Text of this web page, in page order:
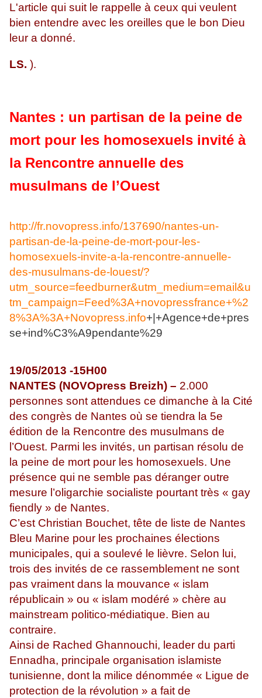
L'article qui suit le rappelle à ceux qui veulent
bien entendre avec les oreilles que le bon Dieu
leur a donné.
LS. ).
Nantes : un partisan de la peine de
mort pour les homosexuels invité à
la Rencontre annuelle des
musulmans de l’Ouest
http://fr.novopress.info/137690/nantes-un-
partisan-de-la-peine-de-mort-pour-les-
homosexuels-invite-a-la-rencontre-annuelle-
des-musulmans-de-louest/?
utm_source=feedburner&utm_medium=email&u
tm_campaign=Feed%3A+novopressfrance+%2
8%3A%3A+Novopress.info+|+Agence+de+pres
se+ind%C3%A9pendante%29
19/05/2013 -15H00
NANTES (NOVOpress Breizh) – 2.000
personnes sont attendues ce dimanche à la Cité
des congrès de Nantes où se tiendra la 5e
édition de la Rencontre des musulmans de
l’Ouest. Parmi les invités, un partisan résolu de
la peine de mort pour les homosexuels. Une
présence qui ne semble pas déranger outre
mesure l’oligarchie socialiste pourtant très « gay
fiendly » de Nantes.
C’est Christian Bouchet, tête de liste de Nantes
Bleu Marine pour les prochaines élections
municipales, qui a soulevé le lièvre. Selon lui,
trois des invités de ce rassemblement ne sont
pas vraiment dans la mouvance « islam
républicain » ou « islam modéré » chère au
mainstream politico-médiatique. Bien au
contraire.
Ainsi de Rached Ghannouchi, leader du parti
Ennadha, principale organisation islamiste
tunisienne, dont la milice dénommée « Ligue de
protection de la révolution » a fait de